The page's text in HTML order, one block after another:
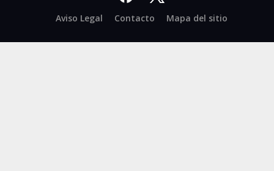
Aviso Legal Contacto Mapa del sitio